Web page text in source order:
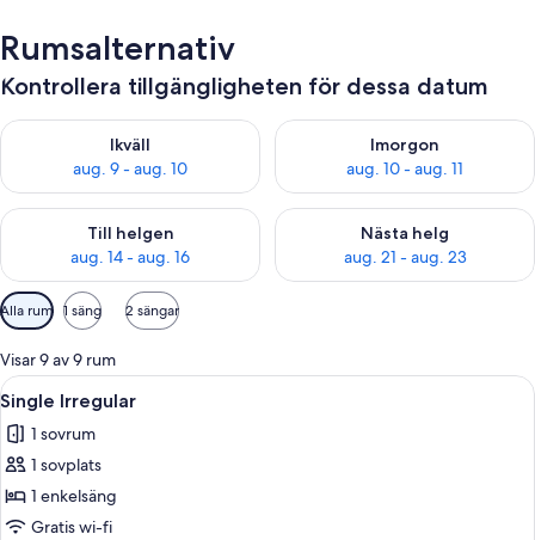
Rumsalternativ
Kontrollera tillgängligheten för dessa datum
Ikväll
aug. 9 - aug. 10
Kontrollera tillgängligheten för ikväll aug. 9 - aug. 10
Imorgon
aug. 10 - aug. 11
Kontrollera tillgängligheten
Till helgen
aug. 14 - aug. 16
Kontrollera tillgängligheten för den här helgen aug. 14 - aug.
Nästa helg
aug. 21 - aug. 23
Kontrollera tillgängligheten
Tillgängliga
filter
för
rum
Alla rum 1 säng 2 sängar
Visar 9 av 9 rum
Öppna
alla
foton
för
Single
Irregular
Ett hotellrum med en säng, ett
5
Single Irregular
1 sovrum
1 sovplats
1 enkelsäng
Gratis wi-fi